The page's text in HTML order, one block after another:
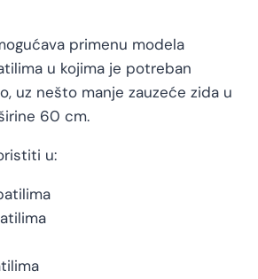
primenu modela
u kojima je potreban
uz nešto manje zauzeće zida u
60 cm.
u: